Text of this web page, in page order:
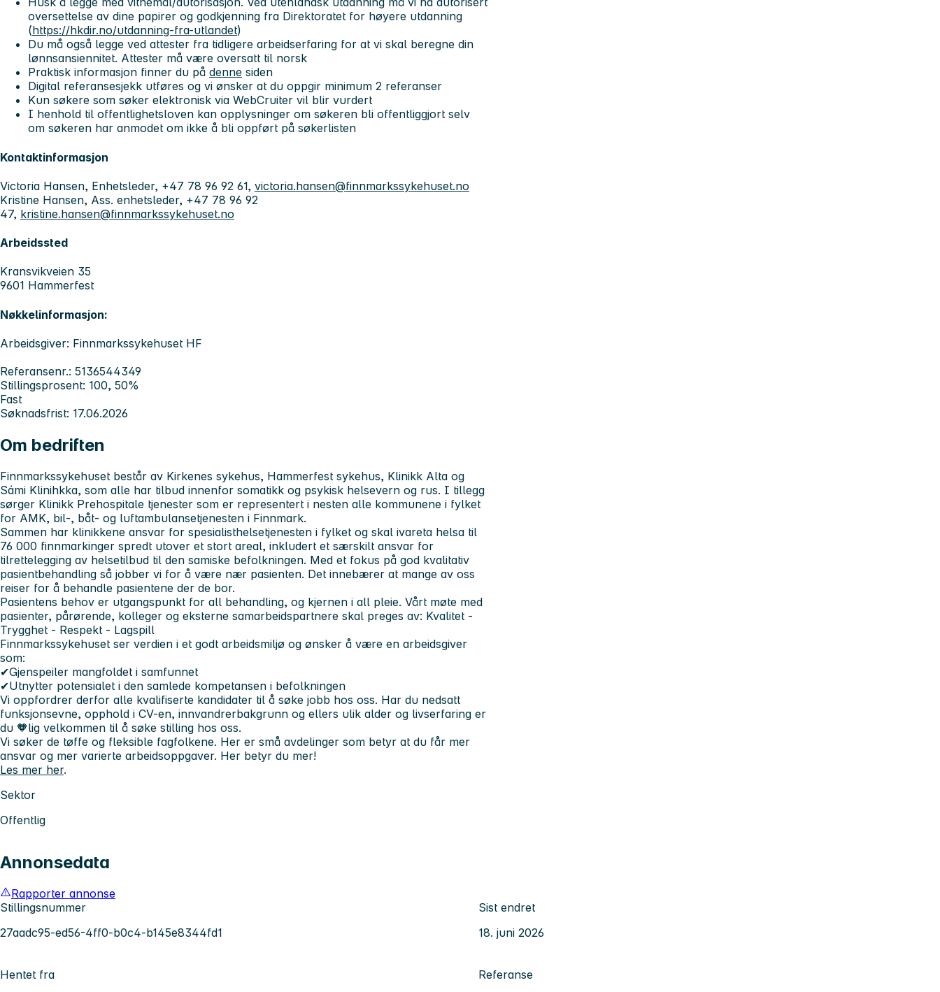
oversettelse av dine papirer og godkjenning fra Direktoratet for høyere utdanning
(https://hkdir.no/utdanning-fra-utlandet)
Du må også legge ved attester fra tidligere arbeidserfaring for at vi skal beregne din
lønnsansiennitet. Attester må være oversatt til norsk
Praktisk informasjon finner du på denne siden
Digital referansesjekk utføres og vi ønsker at du oppgir minimum 2 referanser
Kun søkere som søker elektronisk via WebCruiter vil blir vurdert
I henhold til offentlighetsloven kan opplysninger om søkeren bli offentliggjort selv
om søkeren har anmodet om ikke å bli oppført på søkerlisten
Kontaktinformasjon
Victoria Hansen, Enhetsleder, +47 78 96 92 61, victoria.hansen@finnmarkssykehuset.no
Kristine Hansen, Ass. enhetsleder, +47 78 96 92
47, kristine.hansen@finnmarkssykehuset.no
Arbeidssted
Kransvikveien 35
9601 Hammerfest
Nøkkelinformasjon:
Arbeidsgiver: Finnmarkssykehuset HF
Referansenr.: 5136544349
Stillingsprosent: 100, 50%
Fast
Søknadsfrist: 17.06.2026
Om bedriften
Finnmarkssykehuset består av Kirkenes sykehus, Hammerfest sykehus, Klinikk Alta og
Sámi Klinihkka, som alle har tilbud innenfor somatikk og psykisk helsevern og rus. I tillegg
sørger Klinikk Prehospitale tjenester som er representert i nesten alle kommunene i fylket
for AMK, bil-, båt- og luftambulansetjenesten i Finnmark.
Sammen har klinikkene ansvar for spesialisthelsetjenesten i fylket og skal ivareta helsa til
76 000 finnmarkinger spredt utover et stort areal, inkludert et særskilt ansvar for
tilrettelegging av helsetilbud til den samiske befolkningen. Med et fokus på god kvalitativ
pasientbehandling så jobber vi for å være nær pasienten. Det innebærer at mange av oss
reiser for å behandle pasientene der de bor.
Pasientens behov er utgangspunkt for all behandling, og kjernen i all pleie. Vårt møte med
pasienter, pårørende, kolleger og eksterne samarbeidspartnere skal preges av: Kvalitet -
Trygghet - Respekt - Lagspill
Finnmarkssykehuset ser verdien i et godt arbeidsmiljø og ønsker å være en arbeidsgiver
som:
✔Gjenspeiler mangfoldet i samfunnet
✔Utnytter potensialet i den samlede kompetansen i befolkningen
Vi oppfordrer derfor alle kvalifiserte kandidater til å søke jobb hos oss. Har du nedsatt
funksjonsevne, opphold i CV-en, innvandrerbakgrunn og ellers ulik alder og livserfaring er
du 🧡lig velkommen til å søke stilling hos oss.
Vi søker de tøffe og fleksible fagfolkene. Her er små avdelinger som betyr at du får mer
ansvar og mer varierte arbeidsoppgaver. Her betyr du mer!
Les mer her.
Sektor
Offentlig
Annonsedata
Rapporter annonse
Stillingsnummer
27aadc95-ed56-4ff0-b0c4-b145e8344fd1
Sist endret
18. juni 2026
Hentet fra Referanse